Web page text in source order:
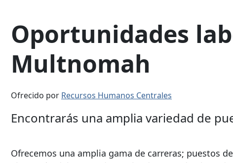
Oportunidades
Multnomah
Ofrecido por Recursos Humanos Centrales
Encontrarás una amplia variedad de
Ofrecemos una amplia gama de carreras; puestos